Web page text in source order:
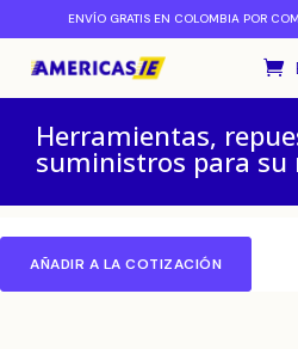
ENVÍO GRATIS EN COLOMBIA POR
Herramientas,
suministros para su
AÑADIR A LA COTIZACIÓN